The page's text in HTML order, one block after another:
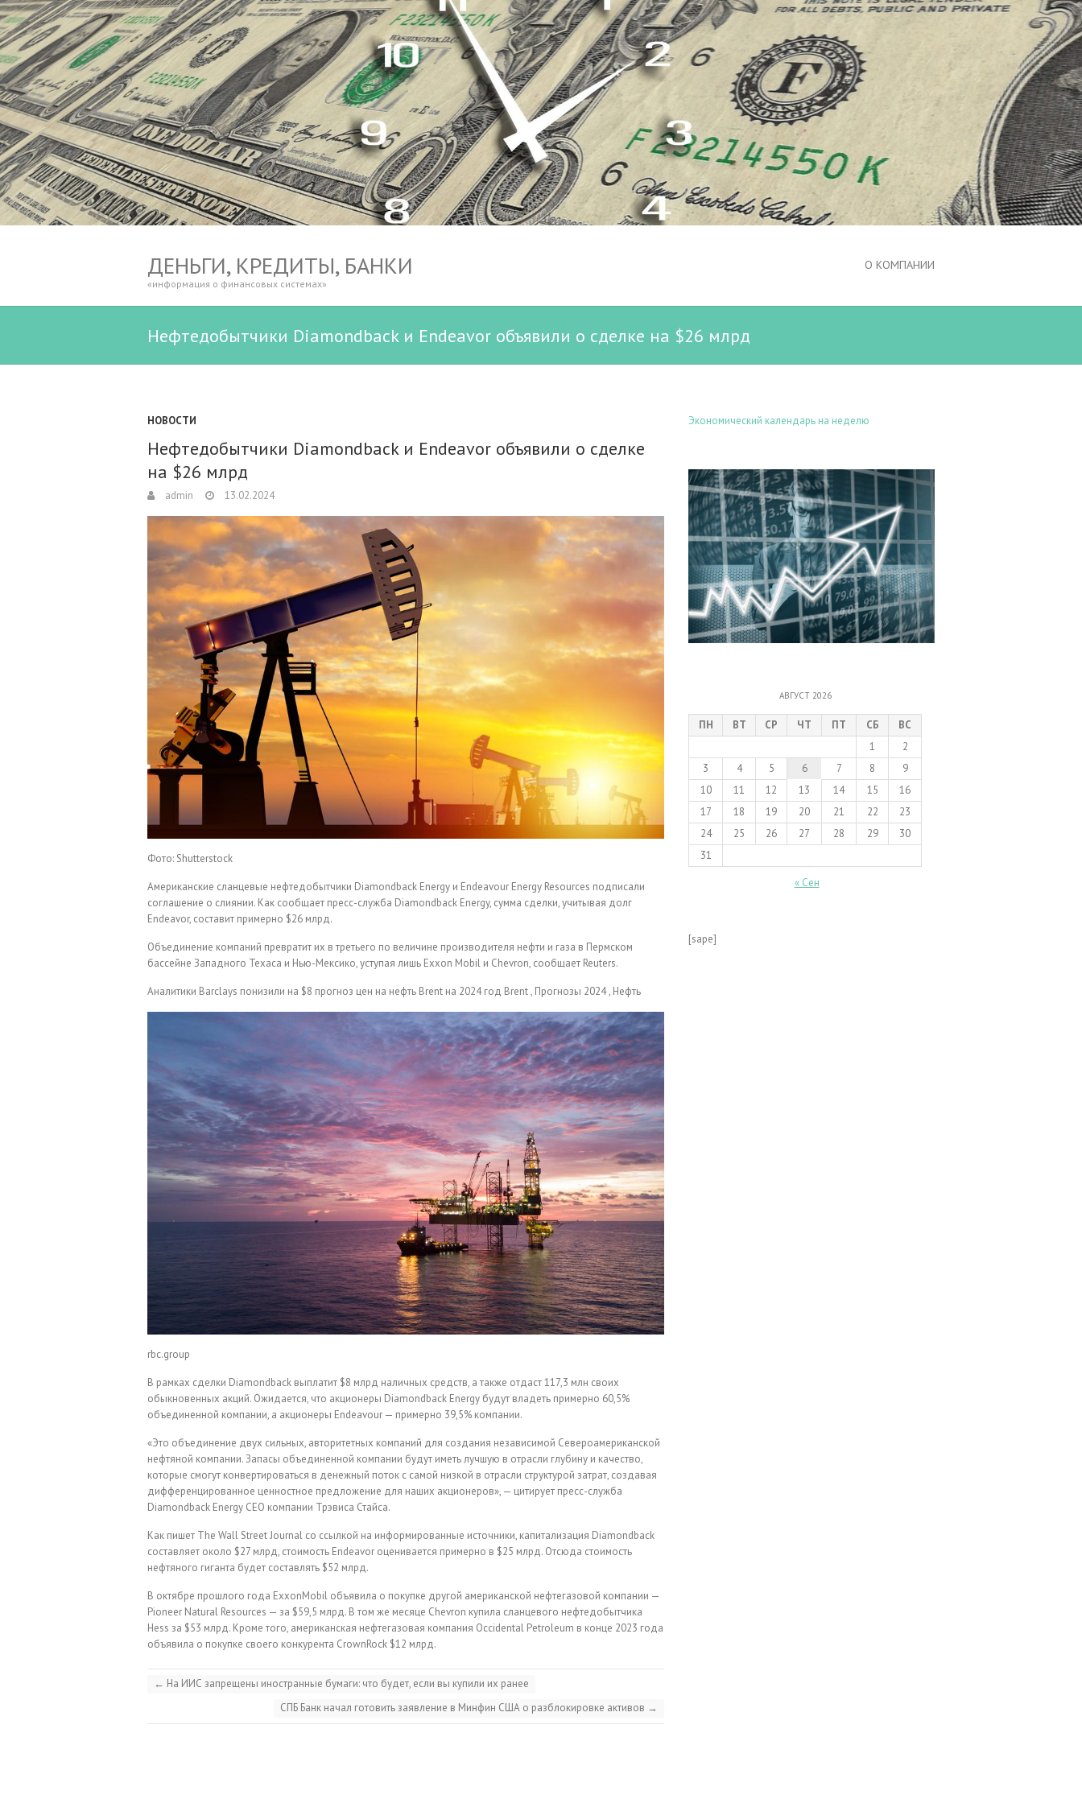
ДЕНЬГИ, КРЕДИТЫ, БАНКИ
«информация о финансовых системах»
О КОМПАНИИ
Нефтедобытчики Diamondback и Endeavor объявили о сделке на $26 млрд
НОВОСТИ
Нефтедобытчики Diamondback и Endeavor объявили о сделке
на $26 млрд
admin 13.02.2024
Фото: Shutterstock
Американские сланцевые нефтедобытчики Diamondback Energy и Endeavour Energy Resources подписали
соглашение о слиянии. Как сообщает пресс-служба Diamondback Energy, сумма сделки, учитывая долг
Endeavor, составит примерно $26 млрд.
Объединение компаний превратит их в третьего по величине производителя нефти и газа в Пермском
бассейне Западного Техаса и Нью-Мексико, уступая лишь Exxon Mobil и Chevron, сообщает Reuters.
Аналитики Barclays понизили на $8 прогноз цен на нефть Brent на 2024 год Brent , Прогнозы 2024 , Нефть
rbc.group
В рамках сделки Diamondback выплатит $8 млрд наличных средств, а также отдаст 117,3 млн своих
обыкновенных акций. Ожидается, что акционеры Diamondback Energy будут владеть примерно 60,5%
объединенной компании, а акционеры Endeavour — примерно 39,5% компании.
«Это объединение двух сильных, авторитетных компаний для создания независимой Североамериканской
нефтяной компании. Запасы объединенной компании будут иметь лучшую в отрасли глубину и качество,
которые смогут конвертироваться в денежный поток с самой низкой в отрасли структурой затрат, создавая
дифференцированное ценностное предложение для наших акционеров», — цитирует пресс-служба
Diamondback Energy CEO компании Трэвиса Стайса.
Как пишет The Wall Street Journal со ссылкой на информированные источники, капитализация Diamondback
составляет около $27 млрд, стоимость Endeavor оценивается примерно в $25 млрд. Отсюда стоимость
нефтяного гиганта будет составлять $52 млрд.
В октябре прошлого года ExxonMobil объявила о покупке другой американской нефтегазовой компании —
Pioneer Natural Resources — за $59,5 млрд. В том же месяце Chevron купила сланцевого нефтедобытчика
Hess за $53 млрд. Кроме того, американская нефтегазовая компания Occidental Petroleum в конце 2023 года
объявила о покупке своего конкурента CrownRock $12 млрд.
← На ИИС запрещены иностранные бумаги: что будет, если вы купили их ранее
СПБ Банк начал готовить заявление в Минфин США о разблокировке активов →
Экономический календарь на неделю
АВГУСТ 2026
ПН ВТ СР ЧТ ПТ СБ
ВС
1
2
3
4 5 6 7 8
9
10
11 12 13 14 15
16
17
18 19 20 21 22
23
24
25 26 27 28 29
30
31
« Сен
[sape]